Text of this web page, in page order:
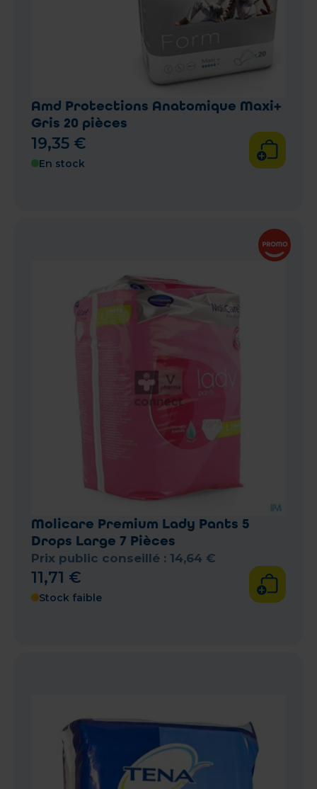
Amd Protections Anatomique Maxi+
Gris 20 pièces
19,35 €
En stock
Molicare Premium Lady Pants 5
Drops Large 7 Pièces
Prix public conseillé : 14,64 €
11,71 €
Stock faible